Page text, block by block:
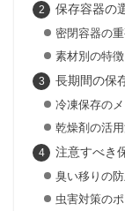
保存容器の
密閉容器の
素材別の特
長期間の保
冷凍保存の
乾燥剤の活
注意すべき
臭い移りの
虫害対策の